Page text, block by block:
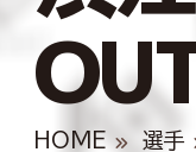
HOME 選手